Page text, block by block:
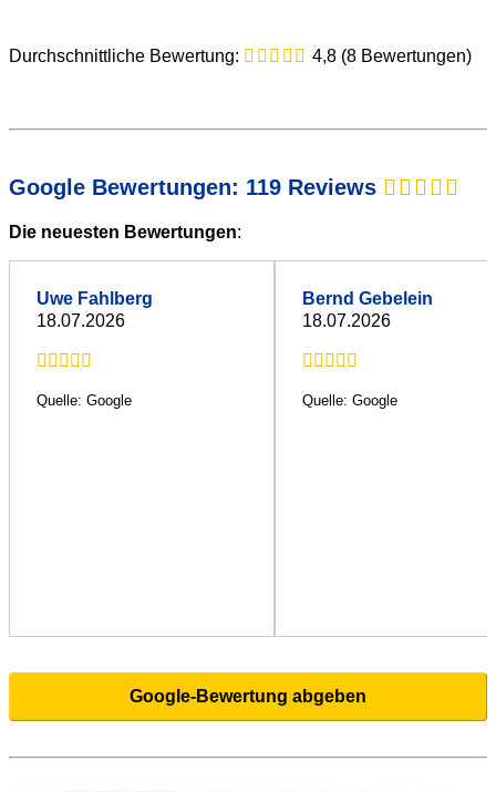
Durchschnittliche Bewertung: 4,8 (8 Bewertungen)
Google Bewertungen: 119 Reviews
Die neuesten Bewertungen:
Uwe Fahlberg
18.07.2026
Quelle: Google
Bernd Gebelein
18.07.2026
Quelle: Google
Google-Bewertung abgeben